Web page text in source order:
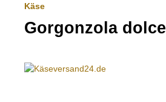
Käse
Gorgonzola dolce